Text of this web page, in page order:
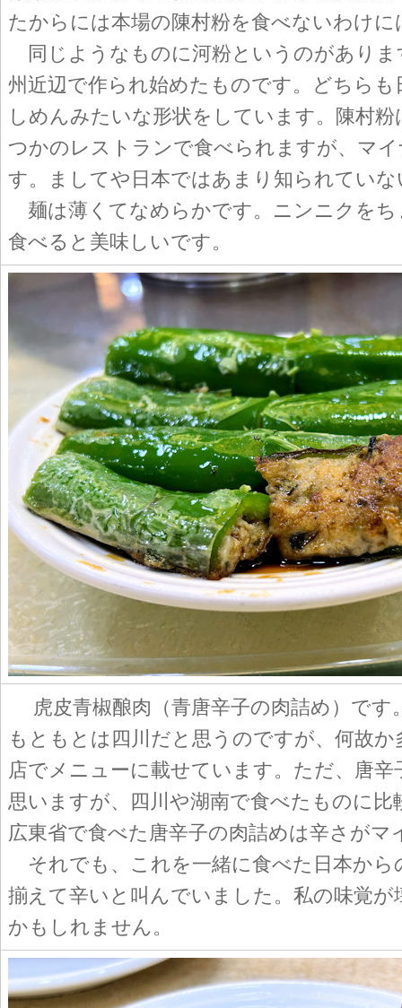
たからには本場の陳村粉を食べないわけ
同じようなものに河粉というのがありま
州近辺で作られ始めたものです。どちらも
しめんみたいな形状をしています。陳村
つかのレストランで食べられますが、マ
す。ましてや日本ではあまり知られてい
麺は薄くてなめらかです。ニンニクをち
食べると美味しいです。
虎皮青椒酿肉（青唐辛子の肉詰め）です
もともとは四川だと思うのですが、何故か
店でメニューに載せています。ただ、唐辛
思いますが、四川や湖南で食べたものに比
広東省で食べた唐辛子の肉詰めは辛さがマ
それでも、これを一緒に食べた日本から
揃えて辛いと叫んでいました。私の味覚
かもしれません。